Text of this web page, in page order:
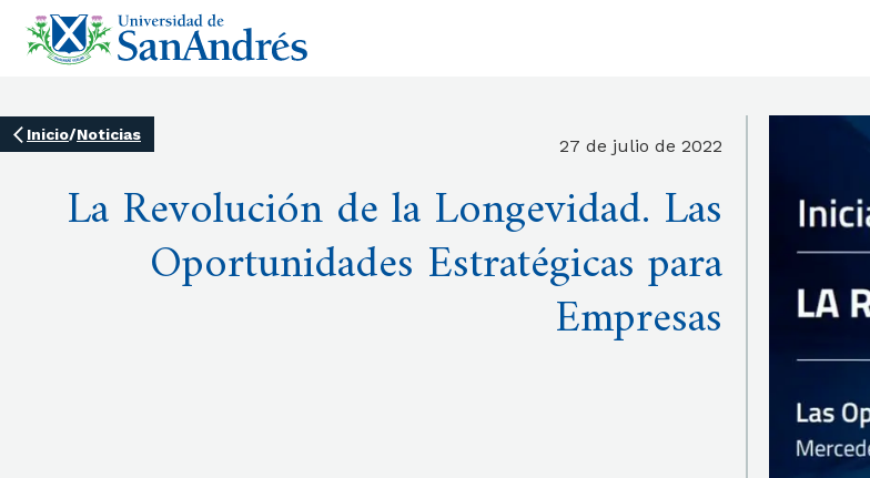
Inicio/Noticias
27 de julio de 2022
La Revolución de la Longevidad. Las
Oportunidades Estratégicas para
Empresas